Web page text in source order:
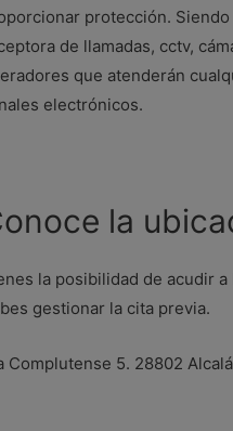
protección.
de llamadas, cctv,
que atenderán
electrónicos.
la
la posibilidad de acudir
gestionar la cita previa.
Complutense 5. 28802